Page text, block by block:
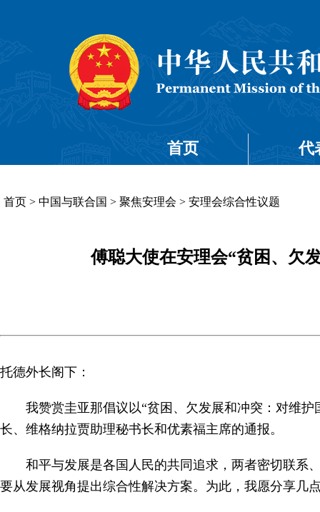
首页 代
首页 > 中国与联合国 > 聚焦安理会 > 安理会综合性议题
傅聪大使在安理会“贫困、欠
托德外长阁下：
我赞赏圭亚那倡议以“贫困、欠发展和冲突：对维
长、维格纳拉贾助理秘书长和优素福主席的通报。
和平与发展是各国人民的共同追求，两者密切联系
要从发展视角提出综合性解决方案。为此，我愿分享几